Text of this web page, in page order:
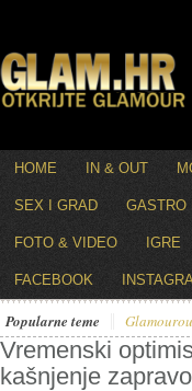
HOME IN & OUT
SEX I GRAD GASTRO
FOTO & VIDEO IGRE
FACEBOOK
Popularne teme
Vremenski
kašnjenje